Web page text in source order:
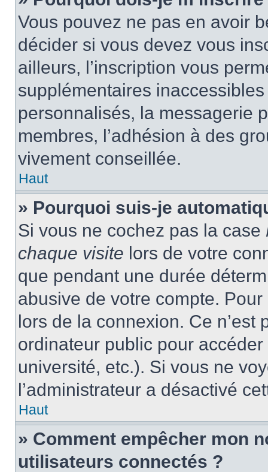
Vous pouvez ne pas en avoir
décider si vous devez vous
ailleurs, l’inscription vous
supplémentaires
personnalisés, la messagerie
membres, l’adhésion à des
vivement conseillée.
Haut
» Pourquoi suis-je
Si vous ne cochez pas la case
chaque visite lors de votre
que pendant une durée
abusive de votre compte.
lors de la connexion. Ce
ordinateur public pour
université, etc.). Si vous ne
l’administrateur a désactivé
Haut
» Comment empêcher mon
utilisateurs connectés ?